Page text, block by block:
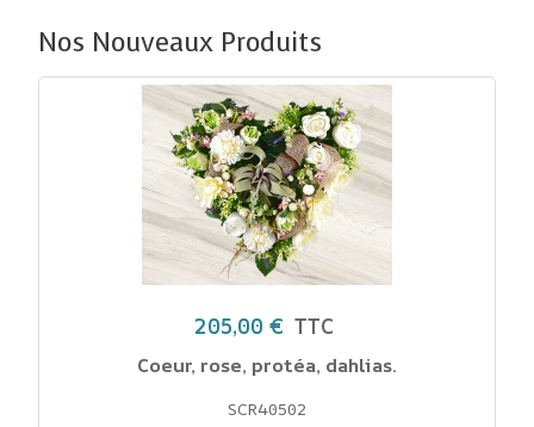
Nos Nouveaux Produits
205,00 € TTC
Coeur, rose, protéa, dahlias.
SCR40502